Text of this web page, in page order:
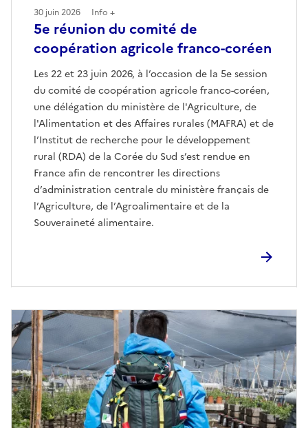
5e réunion du comité de
coopération agricole franco-coréen
Les 22 et 23 juin 2026, à l’occasion de la 5e session
du comité de coopération agricole franco-coréen,
une délégation du ministère de l'Agriculture, de
l'Alimentation et des Affaires rurales (MAFRA) et de
l’Institut de recherche pour le développement
rural (RDA) de la Corée du Sud s’est rendue en
France afin de rencontrer les directions
d’administration centrale du ministère français de
l’Agriculture, de l’Agroalimentaire et de la
Souveraineté alimentaire.
30 juin 2026 Info +